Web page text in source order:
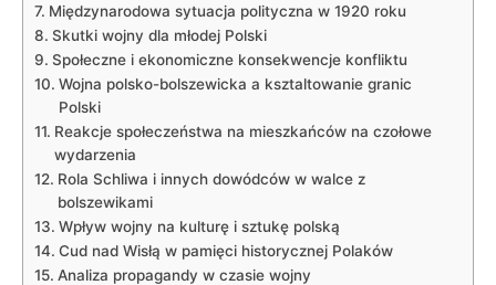
Międzynarodowa sytuacja polityczna w 1920 roku
Skutki wojny dla młodej Polski
Społeczne i ekonomiczne konsekwencje konfliktu
Wojna polsko-bolszewicka a ksztaltowanie granic
Polski
Reakcje społeczeństwa na mieszkańców na czołowe‍
wydarzenia
Rola Schliwa i innych dowódców w walce z
bolszewikami
Wpływ wojny na kulturę i sztukę polską
Cud nad Wisłą w pamięci historycznej Polaków
Analiza propagandy w czasie wojny